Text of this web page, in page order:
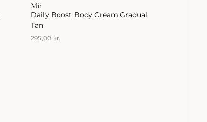
Mii
Daily Boost Body Cream Gradual
Tan
295,00 kr.